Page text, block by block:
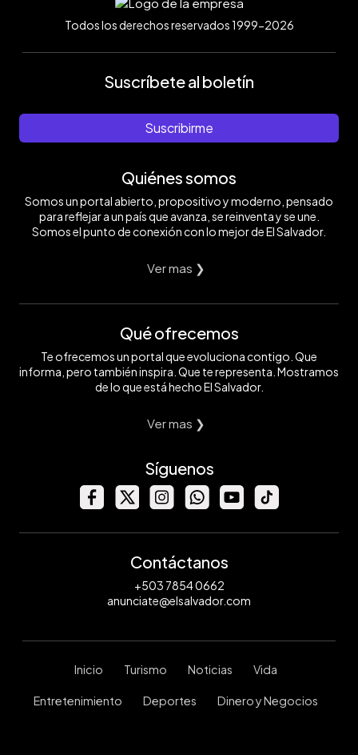
Todos los derechos reservados 1999-2026
Suscríbete al boletín
Suscribirme
Quiénes somos
Somos un portal abierto, propositivo y moderno, pensado
para reflejar a un país que avanza, se reinventa y se une.
Somos el punto de conexión con lo mejor de El Salvador.
Ver mas ❯
Qué ofrecemos
Te ofrecemos un portal que evoluciona contigo. Que
informa, pero también inspira. Que te representa. Mostramos
de lo que está hecho El Salvador.
Ver mas ❯
Síguenos
Contáctanos
+503 7854 0662
anunciate@elsalvador.com
Inicio Turismo Noticias Vida
Entretenimiento Deportes Dinero y Negocios